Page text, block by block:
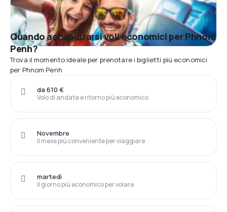
Quando accaparrarsi voli economici per Phnom
Penh?
Trova il momento ideale per prenotare i biglietti più economici
per Phnom Penh
Volo di andata e ritorno più economico
da 610 €
Il mese più conveniente per viaggiare
Novembre
Il giorno più economico per volare
martedì